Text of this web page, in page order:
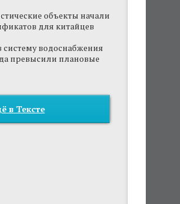
объекты начали
для китайцев
водоснабжения
превысили плановые
в Тексте